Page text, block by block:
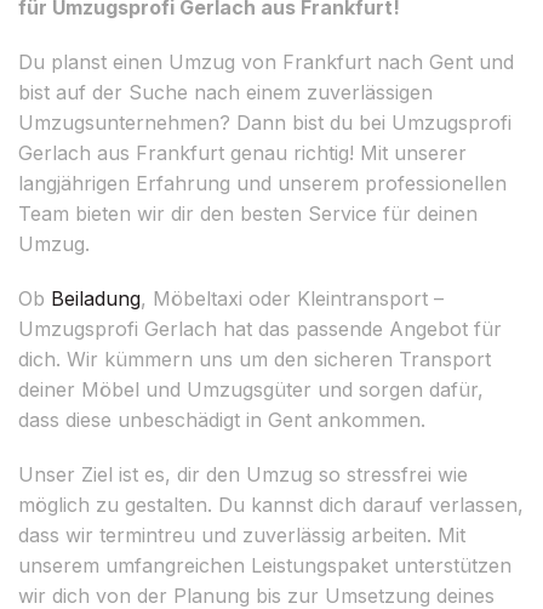
für Umzugsprofi Gerlach aus Frankfurt!
Du planst einen Umzug von Frankfurt nach Gent und
bist auf der Suche nach einem zuverlässigen
Umzugsunternehmen? Dann bist du bei Umzugsprofi
Gerlach aus Frankfurt genau richtig! Mit unserer
langjährigen Erfahrung und unserem professionellen
Team bieten wir dir den besten Service für deinen
Umzug.
Ob Beiladung, Möbeltaxi oder Kleintransport –
Umzugsprofi Gerlach hat das passende Angebot für
dich. Wir kümmern uns um den sicheren Transport
deiner Möbel und Umzugsgüter und sorgen dafür,
dass diese unbeschädigt in Gent ankommen.
Unser Ziel ist es, dir den Umzug so stressfrei wie
möglich zu gestalten. Du kannst dich darauf verlassen,
dass wir termintreu und zuverlässig arbeiten. Mit
unserem umfangreichen Leistungspaket unterstützen
wir dich von der Planung bis zur Umsetzung deines